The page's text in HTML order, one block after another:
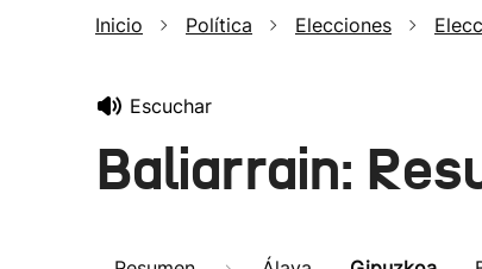
Inicio Política Elecciones
Escuchar
Baliarrain: